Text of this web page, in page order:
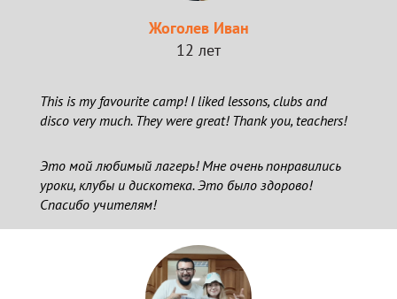
Жоголев Иван
12 лет
This is my favourite camp! I liked lessons, clubs and
disco very much. They were great! Thank you, teachers!
Это мой любимый лагерь! Мне очень понравились
уроки, клубы и дискотека. Это было здорово!
Спасибо учителям!